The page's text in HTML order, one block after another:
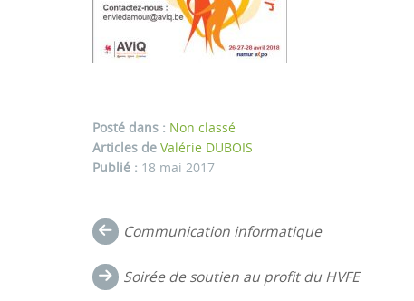
Posté dans : Non classé
Articles de Valérie DUBOIS
Publié : 18 mai 2017
Navigation
dans
les
Communication informatique
Soirée de soutien au profit du HVFE